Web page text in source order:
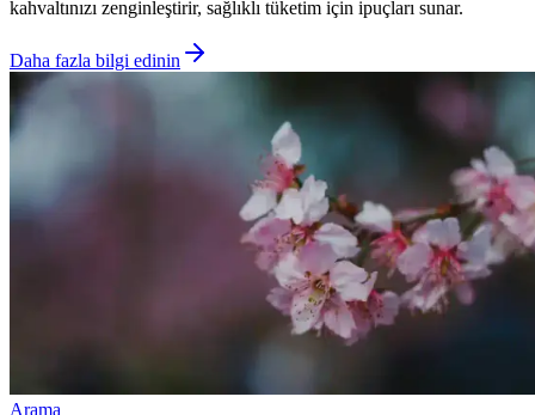
kahvaltınızı zenginleştirir, sağlıklı tüketim için ipuçları sunar.
Daha fazla bilgi edinin
Arama